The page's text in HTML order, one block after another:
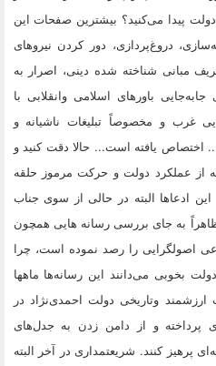
پیدا می‌کنید؟ بیشترین صفحات این
دروغ‌پردازی، دور کردن نیروهای
مبانی شناخته شده دینی، اصرار به
باورهای اسلامی وانقلابی با
غرب و مخصوصاً تبلیغات ناشیانه و
اختصاص یافته است... حالا دقت کنید و
از عملکرد دولت و حرکت مرموز حلقه
ادعاها البته در حالی از سوی جناب
به جای بررسی رسانه هایی همچون
اصولگرایی را رصد نموده است، چرا
بخوبی می‌دانند این رسانه‌ها ماهها
ارزشمند وتاریخی دولت احمدی‌نژاد در
پرداخته و از دامن زدن به جدل‌های
کنند. شریعتمداری در آخر البته